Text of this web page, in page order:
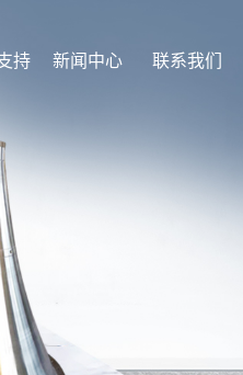
持 新闻中心 联系我们